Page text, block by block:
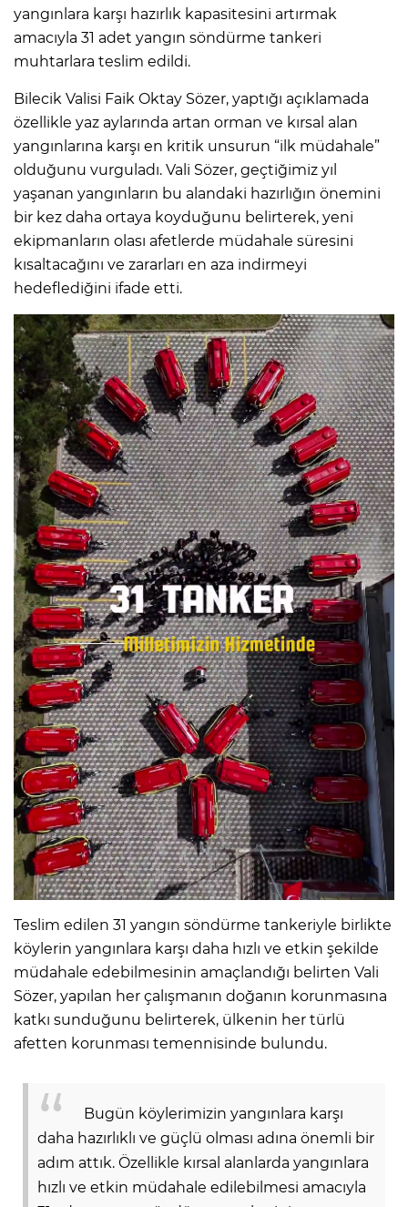
yangınlara karşı hazırlık kapasitesini artırmak
amacıyla 31 adet yangın söndürme tankeri
muhtarlara teslim edildi.
Bilecik Valisi Faik Oktay Sözer, yaptığı açıklamada
özellikle yaz aylarında artan orman ve kırsal alan
yangınlarına karşı en kritik unsurun “ilk müdahale”
olduğunu vurguladı. Vali Sözer, geçtiğimiz yıl
yaşanan yangınların bu alandaki hazırlığın önemini
bir kez daha ortaya koyduğunu belirterek, yeni
ekipmanların olası afetlerde müdahale süresini
kısaltacağını ve zararları en aza indirmeyi
hedeflediğini ifade etti.
Teslim edilen 31 yangın söndürme tankeriyle birlikte
köylerin yangınlara karşı daha hızlı ve etkin şekilde
müdahale edebilmesinin amaçlandığı belirten Vali
Sözer, yapılan her çalışmanın doğanın korunmasına
katkı sunduğunu belirterek, ülkenin her türlü
afetten korunması temennisinde bulundu.
Bugün köylerimizin yangınlara karşı
daha hazırlıklı ve güçlü olması adına önemli bir
adım attık. Özellikle kırsal alanlarda yangınlara
hızlı ve etkin müdahale edilebilmesi amacıyla